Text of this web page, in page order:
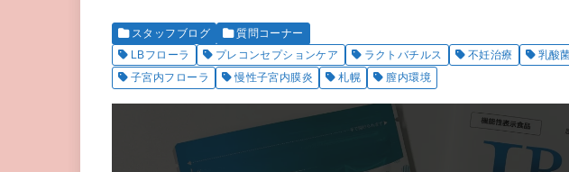
スタッフブログ
質問コーナー
LBフローラ
プレコンセプションケア ラクトバチルス 不妊治療 乳酸
子宮内フローラ
慢性子宮内膜炎 札幌 膣内環境